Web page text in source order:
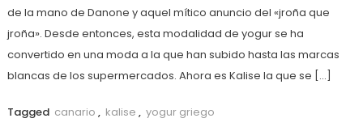
de la mano de Danone y aquel mítico anuncio del «jroña que
jroña». Desde entonces, esta modalidad de yogur se ha
convertido en una moda a la que han subido hasta las marcas
blancas de los supermercados. Ahora es Kalise la que se […]
Tagged canario , kalise , yogur griego